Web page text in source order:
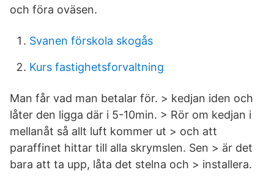
och föra oväsen.
Svanen förskola skogås
Kurs fastighetsforvaltning
Man får vad man betalar för. > kedjan iden och
låter den ligga där i 5-10min. > Rör om kedjan i
mellanåt så allt luft kommer ut > och att
paraffinet hittar till alla skrymslen. Sen > är det
bara att ta upp, låta det stelna och > installera.